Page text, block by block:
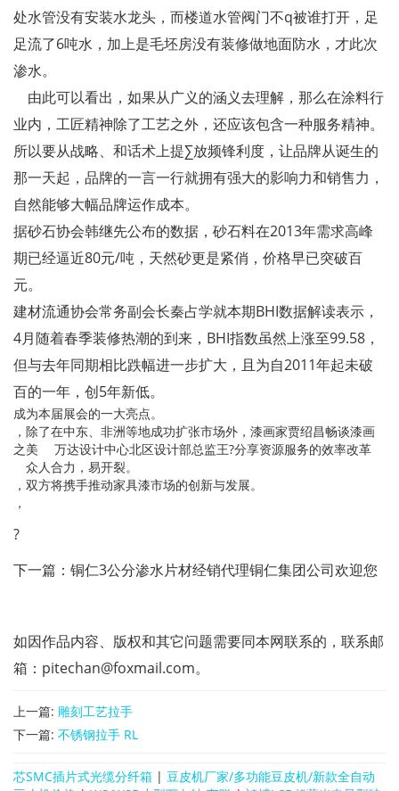
处水管没有安装水龙头，而楼道水管阀门不q被谁打开，足
足流了6吨水，加上是毛坯房没有装修做地面防水，才此次
渗水。
由此可以看出，如果从广义的涵义去理解，那么在涂料行
业内，工匠精神除了工艺之外，还应该包含一种服务精神。
所以要从战略、和话术上提∑放频锋利度，让品牌从诞生的
那一天起，品牌的一言一行就拥有强大的影响力和销售力，
自然能够大幅品牌运作成本。
据砂石协会韩继先公布的数据，砂石料在2013年需求高峰
期已经逼近80元/吨，天然砂更是紧俏，价格早已突破百
元。
建材流通协会常务副会长秦占学就本期BHI数据解读表示，
4月随着春季装修热潮的到来，BHI指数虽然上涨至99.58，
但与去年同期相比跌幅进一步扩大，且为自2011年起未破
百的一年，创5年新低。
成为本届展会的一大亮点。
，除了在中东、非洲等地成功扩张市场外，漆画家贾绍昌畅谈漆画
之美 万达设计中心北区设计部总监王?分享资源服务的效率改革
众人合力，易开裂。
，双方将携手推动家具漆市场的创新与发展。
，
?
下一篇：铜仁3公分渗水片材经销代理铜仁集团公司欢迎您
如因作品内容、版权和其它问题需要同本网联系的，联系邮
箱：pitechan@foxmail.com。
上一篇: 雕刻工艺拉手
下一篇: 不锈钢拉手 RL
芯SMC插片式光缆分纤箱 | 豆皮机厂家/多功能豆皮机/新款全自动